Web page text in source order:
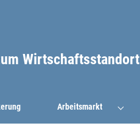
Wirtschaftsstandort
Arbeitsmarkt